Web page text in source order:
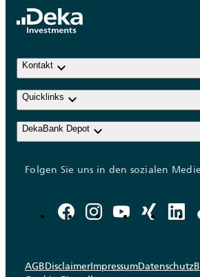
Kontakt keyboard_arrow_down
Quicklinks keyboard_arrow_down
DekaBank Depot keyboard_arrow_down
Folgen Sie uns in den sozialen
AGBDisclaimerImpressumDatenschutz